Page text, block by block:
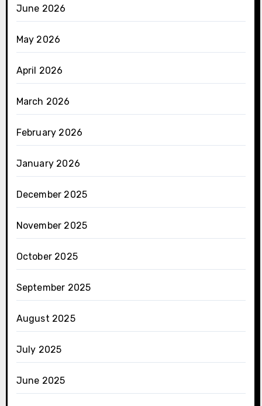
June 2026
May 2026
April 2026
March 2026
February 2026
January 2026
December 2025
November 2025
October 2025
September 2025
August 2025
July 2025
June 2025